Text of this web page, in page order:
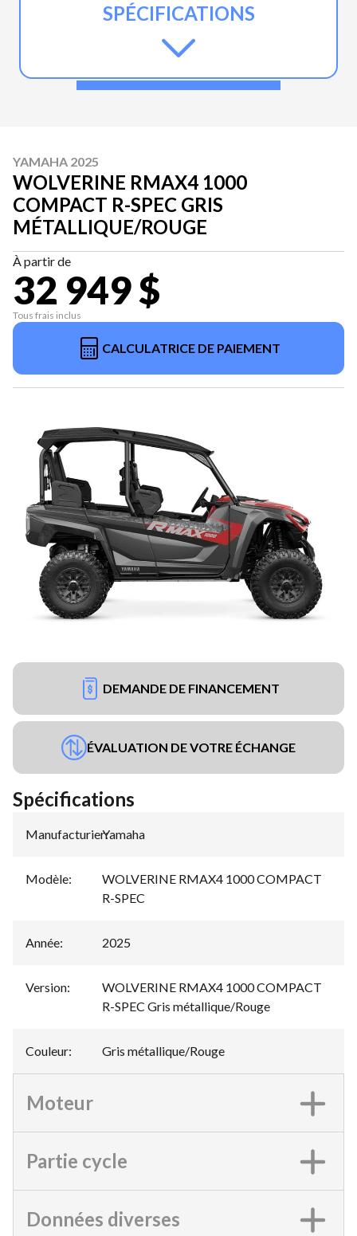
SPÉCIFICATIONS
YAMAHA 2025
WOLVERINE RMAX4 1000
COMPACT R-SPEC GRIS
MÉTALLIQUE/ROUGE
À partir de
32 949 $
Tous frais inclus
CALCULATRICE DE PAIEMENT
DEMANDE DE FINANCEMENT
ÉVALUATION DE VOTRE ÉCHANGE
Spécifications
Manufacturier:
Yamaha
Modèle:
WOLVERINE RMAX4 1000 COMPACT
R-SPEC
Année: 2025
Version:
WOLVERINE RMAX4 1000 COMPACT
R-SPEC Gris métallique/Rouge
Couleur: Gris métallique/Rouge
Moteur
Partie cycle
Données diverses